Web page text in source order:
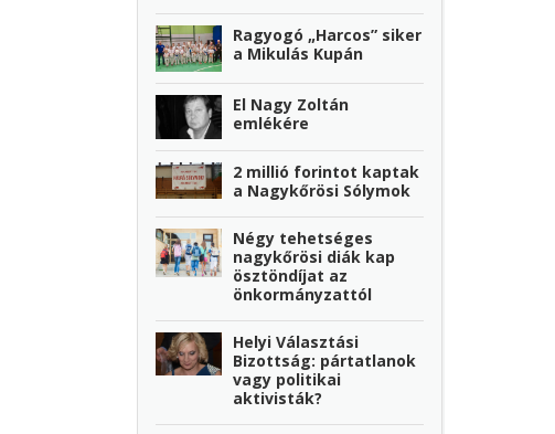
Ragyogó „Harcos” siker
a Mikulás Kupán
El Nagy Zoltán
emlékére
2 millió forintot kaptak
a Nagykőrösi Sólymok
Négy tehetséges
nagykőrösi diák kap
ösztöndíjat az
önkormányzattól
Helyi Választási
Bizottság: pártatlanok
vagy politikai
aktivisták?